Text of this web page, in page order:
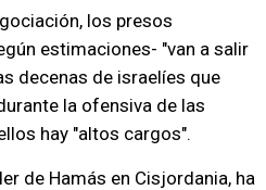
los presos
estimaciones- "van a salir
decenas de israelíes que
la ofensiva de las
hay "altos cargos".
de Hamás en Cisjordania, ha